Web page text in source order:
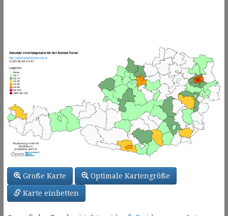
Große Karte Optimale Kartengröße
Karte einbetten